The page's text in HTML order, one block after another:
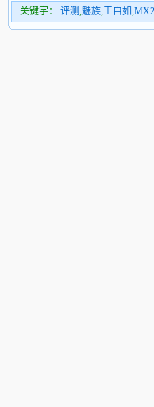
关键字： 评测,魅族,王自如,MX2